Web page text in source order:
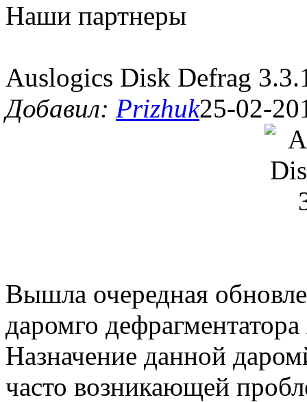
Наши партнеры
Auslogics Disk Defrag
Добавил: Prizhuk25-02-
Вышла очередная
даромго
Назначение данной
часто возникающей